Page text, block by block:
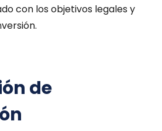
con los objetivos legales y
de